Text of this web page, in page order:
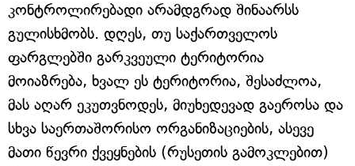
კონტროლირებადი არამდგრად შინაარსს
გულისხმობს. დღეს, თუ საქართველოს
ფარგლებში გარკვეული ტერიტორია
მოიაზრება, ხვალ ეს ტერიტორია, შესაძლოა,
მას აღარ ეკუთვნოდეს, მიუხედევად გაეროსა და
სხვა საერთაშორისო ორგანიზაციების, ასევე
მათი წევრი ქვეყნების (რუსეთის გამოკლებით)